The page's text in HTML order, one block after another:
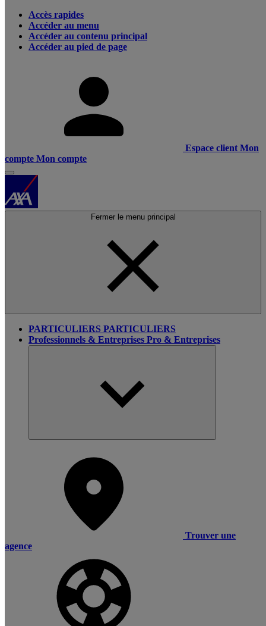
Accès rapides
Accéder au menu
Accéder au contenu principal
Accéder au pied de page
Espace client Mon
compte Mon compte
Fermer le menu principal
PARTICULIERS PARTICULIERS
Professionnels & Entreprises Pro & Entreprises
Trouver une
agence